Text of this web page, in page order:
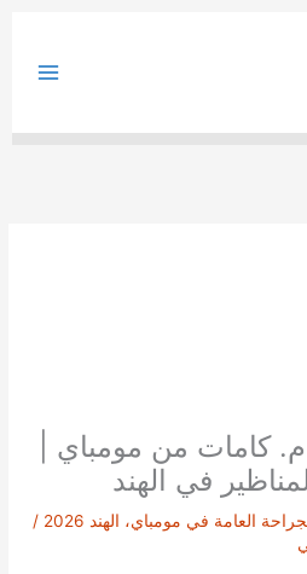
م. كامات من مومباي |
في الهند
العامة في مومباي، الهند 2026
/